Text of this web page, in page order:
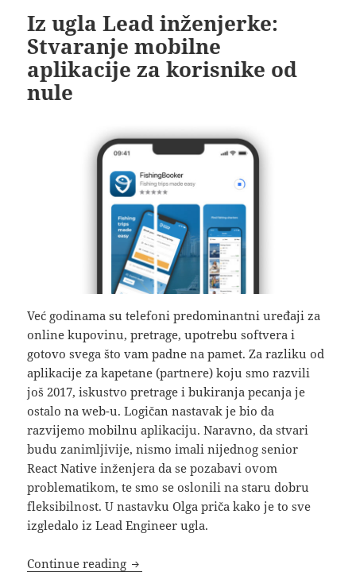
Iz ugla Lead inženjerke:
Stvaranje mobilne
aplikacije za korisnike od
nule
Već godinama su telefoni predominantni uređaji za
online kupovinu, pretrage, upotrebu softvera i
gotovo svega što vam padne na pamet. Za razliku od
aplikacije za kapetane (partnere) koju smo razvili
još 2017, iskustvo pretrage i bukiranja pecanja je
ostalo na web-u. Logičan nastavak je bio da
razvijemo mobilnu aplikaciju. Naravno, da stvari
budu zanimljivije, nismo imali nijednog senior
React Native inženjera da se pozabavi ovom
problematikom, te smo se oslonili na staru dobru
fleksibilnost. U nastavku Olga priča kako je to sve
izgledalo iz Lead Engineer ugla.
Continue reading Iz ugla Lead inženjerke: Stvaranje